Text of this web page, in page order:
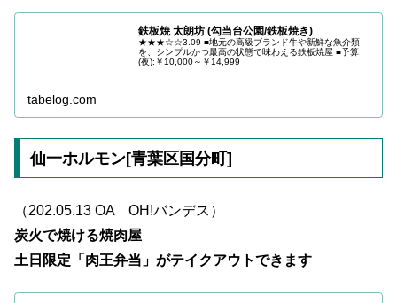
鉄板焼 太朗坊 (勾当台公園/鉄板焼き)
★★★☆☆3.09 ■地元の高級ブランド牛や新鮮な魚介類
を、シンプルかつ最高の状態で味わえる鉄板焼屋 ■予算
(夜):￥10,000～￥14,999
tabelog.com
仙一ホルモン[青葉区国分町]
（202.05.13 OA OH!バンデス）
炭火で焼ける焼肉屋
土日限定「肉王弁当」がテイクアウトできます